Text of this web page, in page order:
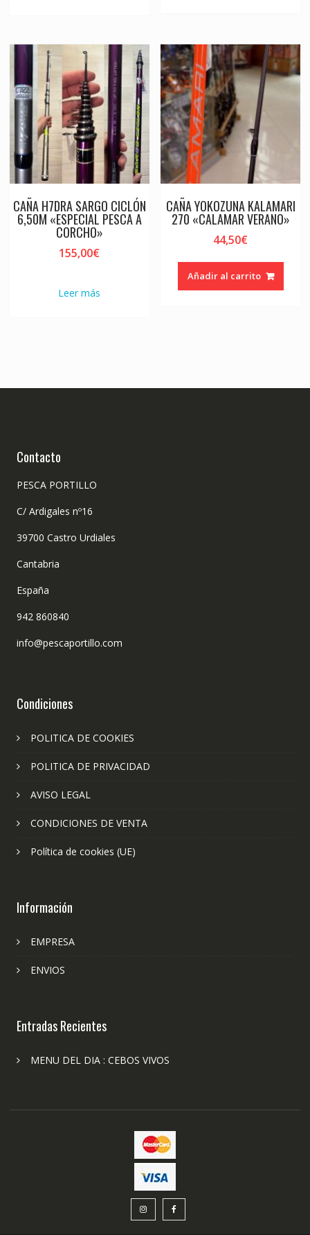
CAÑA H7DRA SARGO CICLÓN
6,50M «ESPECIAL PESCA A
CORCHO»
155,00€
Leer más
CAÑA YOKOZUNA KALAMARI
270 «CALAMAR VERANO»
44,50€
Añadir al carrito
Contacto
PESCA PORTILLO
C/ Ardigales nº16
39700 Castro Urdiales
Cantabria
España
942 860840
info@pescaportillo.com
Condiciones
POLITICA DE COOKIES
POLITICA DE PRIVACIDAD
AVISO LEGAL
CONDICIONES DE VENTA
Política de cookies (UE)
Información
EMPRESA
ENVIOS
Entradas Recientes
MENU DEL DIA : CEBOS VIVOS